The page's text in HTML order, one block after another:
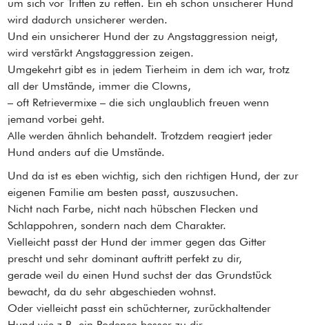
um sich vor Tritten zu retten. Ein eh schon unsicherer Hund
wird dadurch unsicherer werden.
Und ein unsicherer Hund der zu Angstaggression neigt,
wird verstärkt Angstaggression zeigen.
Umgekehrt gibt es in jedem Tierheim in dem ich war, trotz
all der Umstände, immer die Clowns,
– oft Retrievermixe – die sich unglaublich freuen wenn
jemand vorbei geht.
Alle werden ähnlich behandelt. Trotzdem reagiert jeder
Hund anders auf die Umstände.
Und da ist es eben wichtig, sich den richtigen Hund, der zur
eigenen Familie am besten passt, auszusuchen.
Nicht nach Farbe, nicht nach hübschen Flecken und
Schlappohren, sondern nach dem Charakter.
Vielleicht passt der Hund der immer gegen das Gitter
prescht und sehr dominant auftritt perfekt zu dir,
gerade weil du einen Hund suchst der das Grundstück
bewacht, da du sehr abgeschieden wohnst.
Oder vielleicht passt ein schüchterner, zurückhaltender